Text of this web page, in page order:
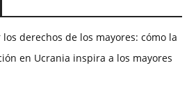
derechos de los mayores: cómo la
en Ucrania inspira a los mayores